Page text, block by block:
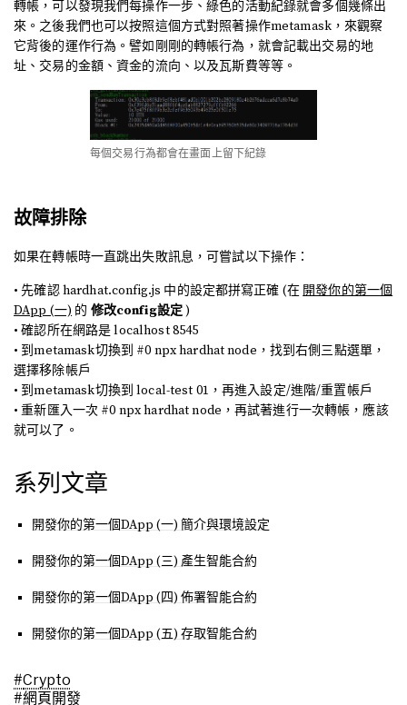
轉帳，可以發現我們每操作一步、綠色的活動紀錄就會多個幾條出
來。之後我們也可以按照這個方式對照著操作metamask，來觀察
它背後的運作行為。譬如剛剛的轉帳行為，就會記載出交易的地
址、交易的金額、資金的流向、以及瓦斯費等等。
每個交易行為都會在畫面上留下紀錄
故障排除
如果在轉帳時一直跳出失敗訊息，可嘗試以下操作：
• 先確認 hardhat.config.js 中的設定都拼寫正確 (在 開發你的第一個
DApp (一) 的 修改config設定)
• 確認所在網路是 localhost 8545
• 到metamask切換到 #0 npx hardhat node，找到右側三點選單，
選擇移除帳戶
• 到metamask切換到 local-test 01，再進入設定/進階/重置帳戶
• 重新匯入一次 #0 npx hardhat node，再試著進行一次轉帳，應該
就可以了。
系列文章
開發你的第一個DApp (一) 簡介與環境設定
開發你的第一個DApp (三) 產生智能合約
開發你的第一個DApp (四) 佈署智能合約
開發你的第一個DApp (五) 存取智能合約
#Crypto
#網頁開發